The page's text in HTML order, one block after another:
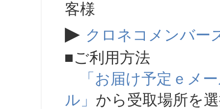
客様
▶ クロネコメンバー
■ご利用方法
「お届け予定ｅメ
ル」 から受取場所を